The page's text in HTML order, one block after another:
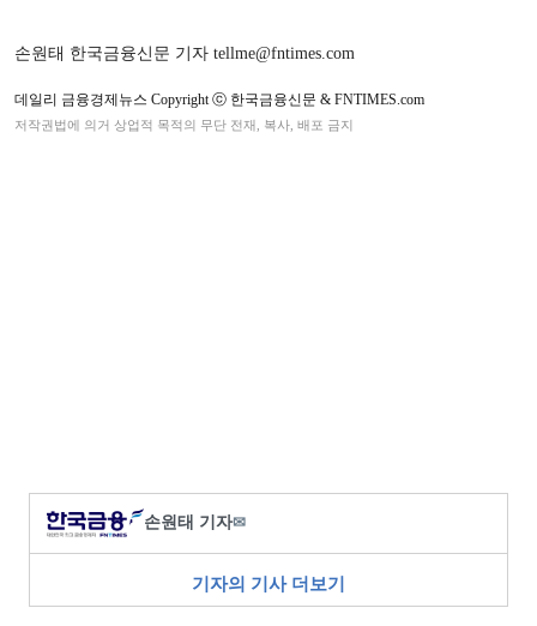
손원태 한국금융신문 기자 tellme@fntimes.com
데일리 금융경제뉴스 Copyright ⓒ 한국금융신문 & FNTIMES.com
저작권법에 의거 상업적 목적의 무단 전재, 복사, 배포 금지
손원태 기자✉
기자의 기사 더보기